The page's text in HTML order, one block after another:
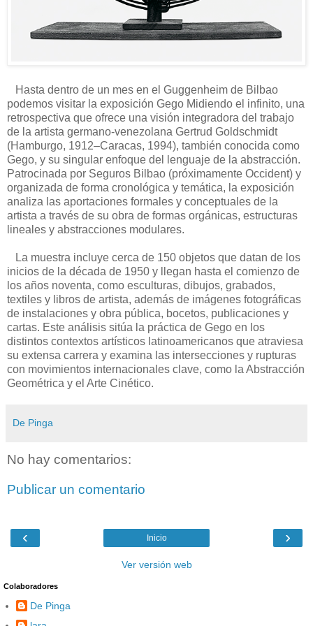
Hasta dentro de un mes en el Guggenheim de Bilbao
podemos visitar la exposición Gego Midiendo el infinito, una
retrospectiva que ofrece una visión integradora del trabajo
de la artista germano-venezolana Gertrud Goldschmidt
(Hamburgo, 1912–Caracas, 1994), también conocida como
Gego, y su singular enfoque del lenguaje de la abstracción.
Patrocinada por Seguros Bilbao (próximamente Occident) y
organizada de forma cronológica y temática, la exposición
analiza las aportaciones formales y conceptuales de la
artista a través de su obra de formas orgánicas, estructuras
lineales y abstracciones modulares.
La muestra incluye cerca de 150 objetos que datan de los
inicios de la década de 1950 y llegan hasta el comienzo de
los años noventa, como esculturas, dibujos, grabados,
textiles y libros de artista, además de imágenes fotográficas
de instalaciones y obra pública, bocetos, publicaciones y
cartas. Este análisis sitúa la práctica de Gego en los
distintos contextos artísticos latinoamericanos que atraviesa
su extensa carrera y examina las intersecciones y rupturas
con movimientos internacionales clave, como la Abstracción
Geométrica y el Arte Cinético.
De Pinga
No hay comentarios:
Publicar un comentario
‹ ›
Inicio
Ver versión web
Colaboradores
De Pinga